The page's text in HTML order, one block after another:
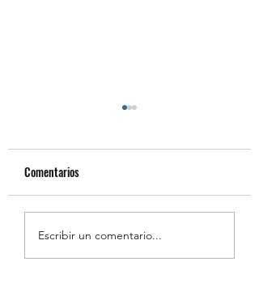
Resumen de la Semana de
Comentarios
Escribir un comentario...